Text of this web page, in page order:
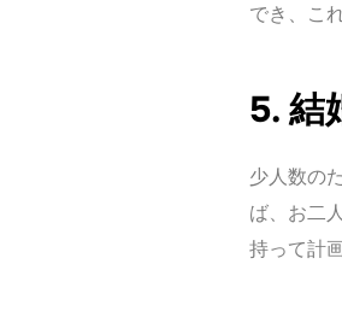
でき、こ
5. 結
少人数の
ば、お二
持って計